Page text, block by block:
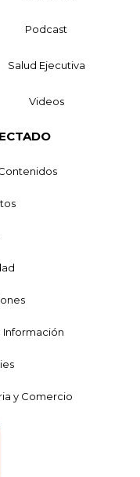
Podcast
Salud Ejecutiva
Videos
Información
y Comercio